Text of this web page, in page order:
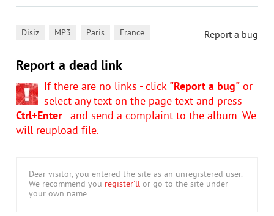
Report a bug
Disiz MP3 Paris France
Report a dead link
If there are no links - click "Report a bug" or
select any text on the page text and press
Ctrl+Enter- and send a complaint to the album. We
will reupload file.
Dear visitor, you entered the site as an unregistered user.
We recommend you register'll or go to the site under
your own name.